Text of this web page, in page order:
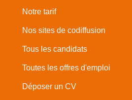
Notre tarif
Nos sites de codiffusion
Tous les candidats
Toutes les offres d'emploi
Déposer un CV